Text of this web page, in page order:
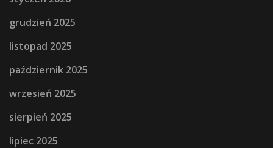
grudzień 2025
listopad 2025
październik 2025
wrzesień 2025
sierpień 2025
lipiec 2025